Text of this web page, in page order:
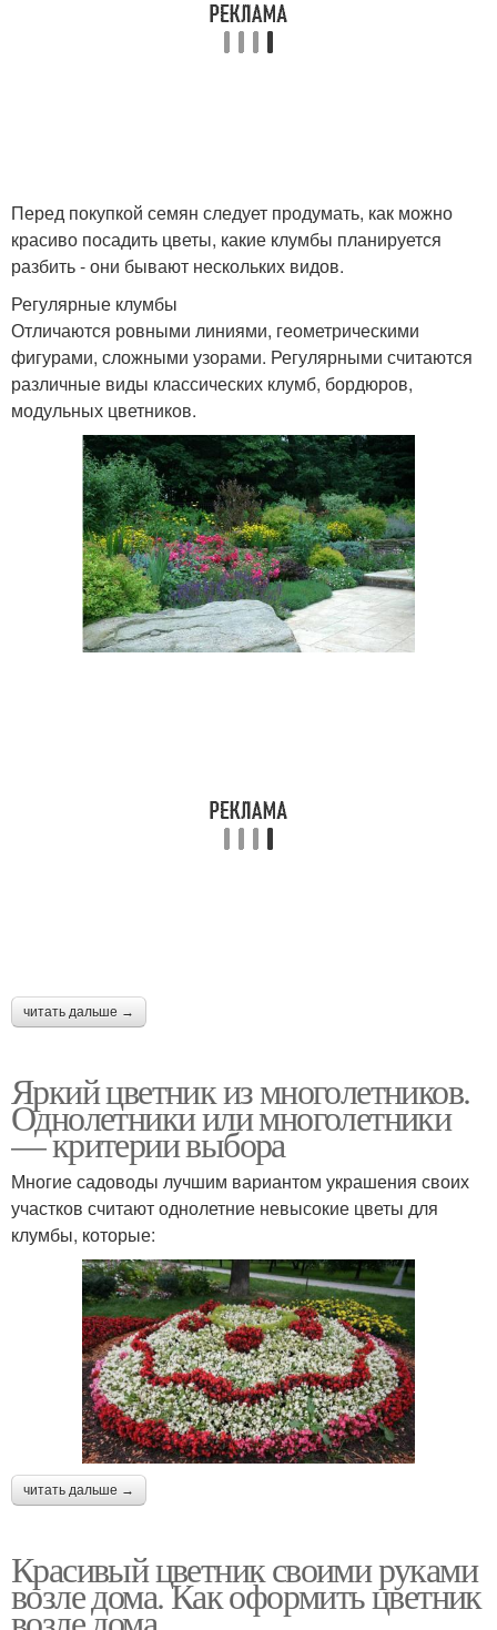
Перед покупкой семян следует продумать, как можно
красиво посадить цветы, какие клумбы планируется
разбить - они бывают нескольких видов.
Регулярные клумбы
Отличаются ровными линиями, геометрическими
фигурами, сложными узорами. Регулярными считаются
различные виды классических клумб, бордюров,
модульных цветников.
читать дальше →
Яркий цветник из многолетников.
Однолетники или многолетники
— критерии выбора
Многие садоводы лучшим вариантом украшения своих
участков считают однолетние невысокие цветы для
клумбы, которые:
читать дальше →
Красивый цветник своими руками
возле дома. Как оформить цветник